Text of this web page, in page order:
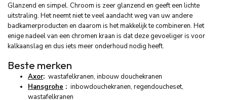
Glanzend en simpel. Chroom is zeer glanzend en geeft een lichte
uitstraling. Het neemt niet te veel aandacht weg van uw andere
badkamerproducten en daarom is het makkelijk te combineren. Het
enige nadeel van een chromen kraan is dat deze gevoeliger is voor
kalkaanslag en dus iets meer onderhoud nodig heeft.
Beste merken
Axor: wastafelkranen, inbouw douchekranen
Hansgrohe : inbowdouchekranen, regendoucheset,
wastafelkranen